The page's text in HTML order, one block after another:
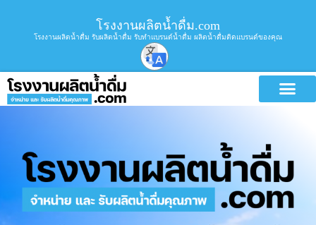
โรงงานผลิตน้ำดื่ม.com
โรงงานผลิตน้ำดื่ม รับผลิตน้ำดื่ม รับทำแบรนด์น้ำดื่ม ผลิตน้ำดื่มติดแบรนด์ของคุณ